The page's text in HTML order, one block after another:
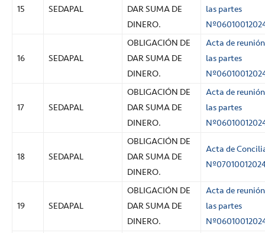
15 SEDAPAL
DAR SUMA DE
DINERO.
las partes
16 SEDAPAL
OBLIGACIÓN DE
DAR SUMA DE
DINERO.
Acta de
las partes
17 SEDAPAL
OBLIGACIÓN DE
DAR SUMA DE
DINERO.
Acta de
las partes
18 SEDAPAL
OBLIGACIÓN DE
DAR SUMA DE
DINERO.
Acta de
19 SEDAPAL
OBLIGACIÓN DE
DAR SUMA DE
DINERO.
Acta de
las partes